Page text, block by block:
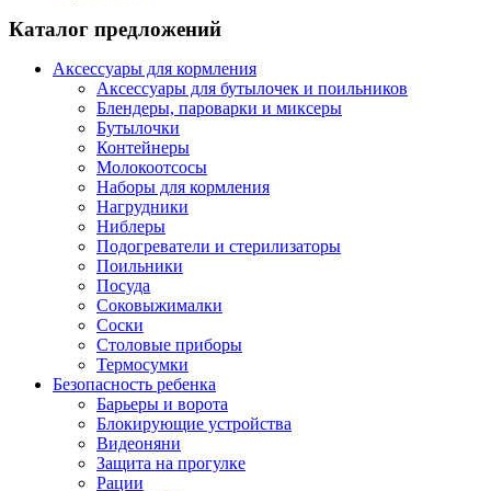
Каталог предложений
Аксессуары для кормления
Аксессуары для бутылочек и поильников
Блендеры, пароварки и миксеры
Бутылочки
Контейнеры
Молокоотсосы
Наборы для кормления
Нагрудники
Ниблеры
Подогреватели и стерилизаторы
Поильники
Посуда
Соковыжималки
Соски
Столовые приборы
Термосумки
Безопасность ребенка
Барьеры и ворота
Блокирующие устройства
Видеоняни
Защита на прогулке
Рации